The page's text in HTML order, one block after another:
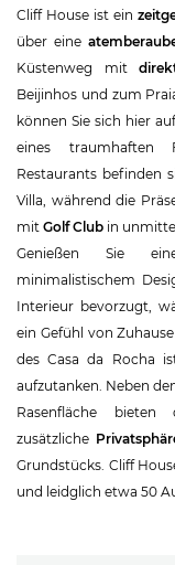
Cliff House ist ein
über eine
Küstenweg mit
Beijinhos und zum
können Sie sich hier
eines traumhaften
Restaurants befinden
Villa, während die
mit Golf Club in
Genießen Sie
minimalistischem
Interieur bevorzugt,
ein Gefühl von
des Casa da Rocha
aufzutanken. Neben
Rasenfläche bieten
zusätzliche
Grundstücks. Cliff
und leidglich etwa 50